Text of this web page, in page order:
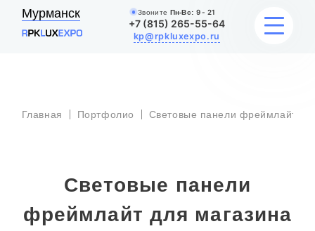
Мурманск Звоните Пн-Вс: 9 - 21
+7 (815) 265-55-64
kp@rpkluxexpo.ru
УСЛУГИ
АКЦИИ
БЛОГ
Главная Портфолио Световые панели фреймлайт
Световые панели
фреймлайт для магазина